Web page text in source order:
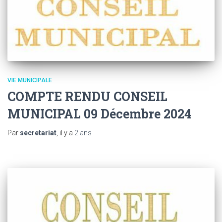
VIE MUNICIPALE
COMPTE RENDU CONSEIL
MUNICIPAL 09 Décembre 2024
Par secretariat, il y a 2 ans